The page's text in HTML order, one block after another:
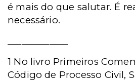
é mais do que salutar. É
necessário.
1 No livro Primeiros
Código de Processo Civil,